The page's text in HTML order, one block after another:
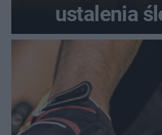
ustalenia